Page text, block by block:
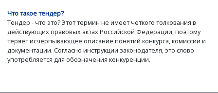
Что такое тендер?
Тендер - что это? Этот термин не имеет четкого толкования в
действующих правовых актах Российской Федерации, поэтому
теряет исчерпывающее описание понятий конкурса, комиссии и
документации. Согласно инструкции законодателя, это слово
употребляется для обозначения конкуренции.